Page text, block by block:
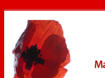
inhoud